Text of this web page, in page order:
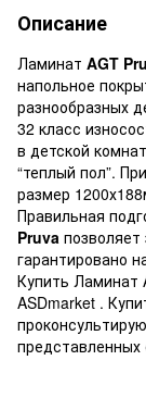
Описание
Ламинат AGT
напольное
разнообразных
32 класс
в детской
“теплый пол”.
размер
Правильная
Pruva
гарантировано
Купить Ламинат
ASDmarket .
представленных